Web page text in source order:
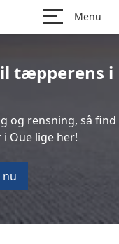
Menu
tæpperens i
og rensning, så find
Oue lige her!
nu